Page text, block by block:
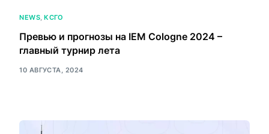
NEWS,КСГО
Превью и прогнозы на IEM Cologne 2024 –
главный турнир лета
10 АВГУСТА, 2024